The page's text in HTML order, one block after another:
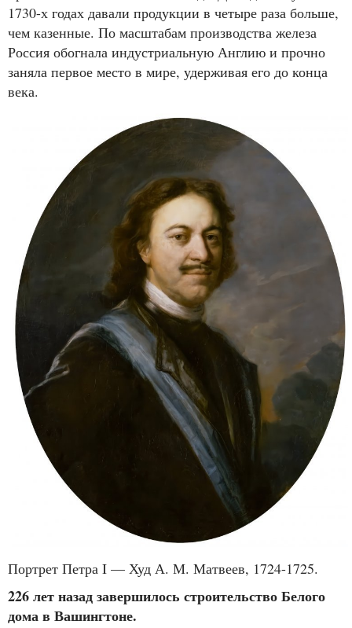
1730-х годах давали продукции в четыре раза больше,
чем казенные. По масштабам производства железа
Россия обогнала индустриальную Англию и прочно
заняла первое место в мире, удерживая его до конца
века.
Портрет Петра I — Худ А. М. Матвеев, 1724-1725.
226 лет назад завершилось строительство Белого
дома в Вашингтоне.